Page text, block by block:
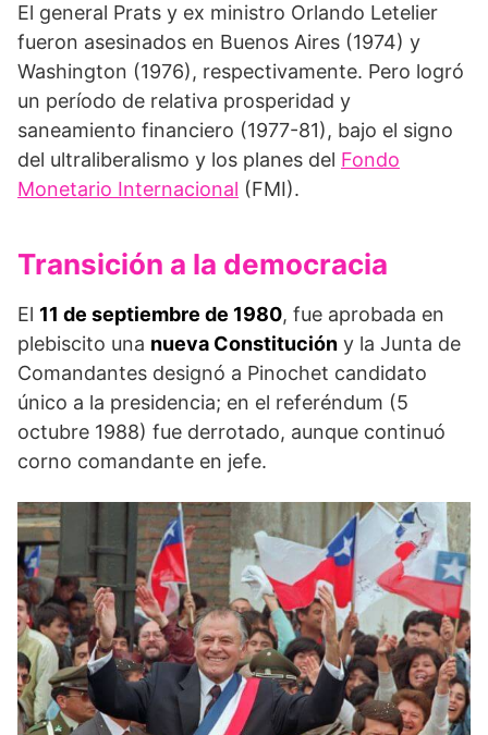
El general Prats y ex ministro Orlando Letelier
fueron asesinados en Buenos Aires (1974) y
Washington (1976), respectivamente. Pero logró
un período de relativa prosperidad y
saneamiento financiero (1977-81), bajo el signo
del ultraliberalismo y los planes del Fondo
Monetario Internacional (FMI).
Transición a la democracia
El 11 de septiembre de 1980, fue aprobada en
plebiscito una nueva Constitución y la Junta de
Comandantes designó a Pinochet candidato
único a la presidencia; en el referéndum (5
octubre 1988) fue derrotado, aunque continuó
corno comandante en jefe.